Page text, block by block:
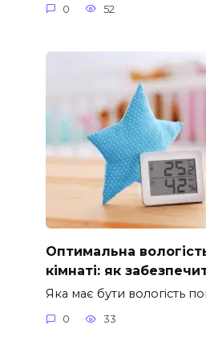
0 52
Оптимальна
кімнаті: як
Яка має бути вологість
0 33